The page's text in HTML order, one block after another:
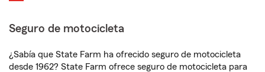
Seguro de motocicleta
¿Sabía que State Farm ha ofrecido seguro de motocicleta
desde 1962? State Farm ofrece seguro de motocicleta para